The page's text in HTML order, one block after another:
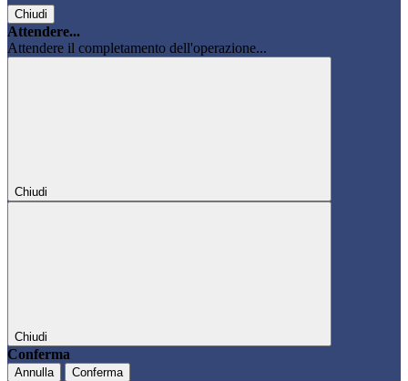
Chiudi
Attendere...
Attendere il completamento dell'operazione...
Chiudi
Chiudi
Conferma
Annulla Conferma